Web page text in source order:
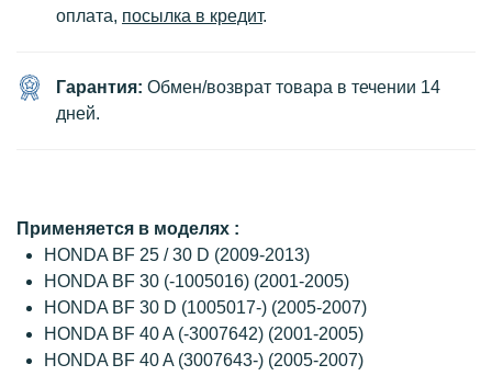
оплата, посылка в кредит.
Гарантия: Обмен/возврат товара в течении 14
дней.
Применяется в моделях :
HONDA BF 25 / 30 D (2009-2013)
HONDA BF 30 (-1005016) (2001-2005)
HONDA BF 30 D (1005017-) (2005-2007)
HONDA BF 40 A (-3007642) (2001-2005)
HONDA BF 40 A (3007643-) (2005-2007)